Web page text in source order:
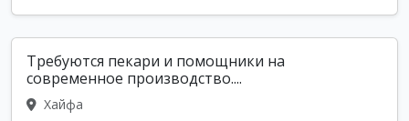
Требуются пекари и помощники на
современное производство....
Хайфа